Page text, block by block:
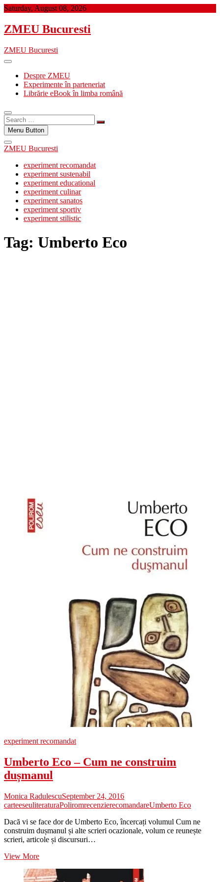
Skip
content
Saturday, August 08, 2026
ZMEU Bucuresti
ZMEU Bucuresti
Despre ZMEU
Experimente în parteneriat
Librărie eBook în limba română
Search
…Menu Button
ZMEU Bucuresti
experiment recomandat
experiment sustenabil
experiment educational
experiment culinar
experiment sanatos
experiment sportiv
experiment stilistic
Tag: Umberto Eco
experiment recomandat
Umberto Eco – Cum ne construim
dușmanul
Monica RadulescuSeptember 24, 2016
carteeseuliteraturaPoliromrecenzierecomandareUmberto Eco
Dacă vi se face dor de Umberto Eco, încercați volumul Cum ne
construim dușmanul și alte scrieri ocazionale, volum ce reunește
scrieri, articole și discursuri…
View MoreUmberto
–